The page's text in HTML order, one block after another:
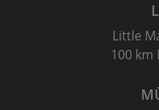
Little
100 km